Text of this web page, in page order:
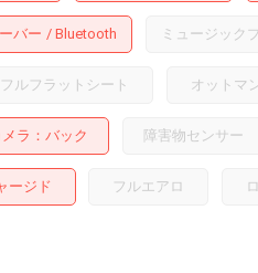
バー Bluetooth ミュージック
フルフラットシート オットマ
メラ バック 障害物センサー
ージド フルエアロ